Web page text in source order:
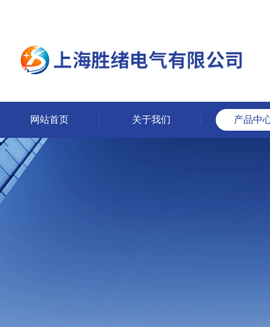
网站首页 关于我们 产品中